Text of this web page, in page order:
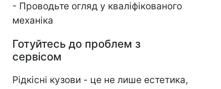
- Проводьте огляд у кваліфікованого
механіка
Готуйтесь до проблем з
сервісом
Рідкісні кузови - це не лише естетика,